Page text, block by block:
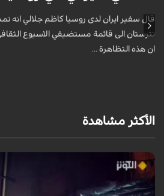
قال سفير ايران لدى روسيا كاظم جلالي انه
تترستان الى قائمة مستضيفي الاسبوع
ان هذه التظاهرة ...
الأكثر مشاهدة